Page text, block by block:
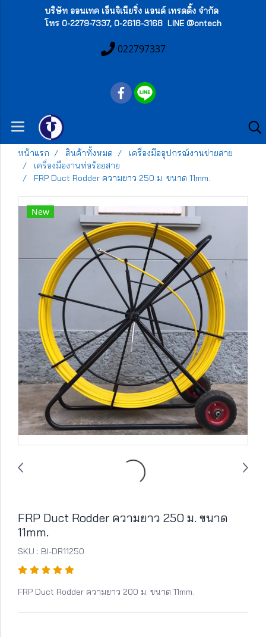
บริษัท ออนเทค เอ็นจิเนียริ่ง แอนด์ เทรดดิ้ง จำกัด
โทร 0-2279-7337, 0-2618-3168 LINE @ontech
022797337
หน้าแรก สินค้าทั้งหมด
เครื่องมืออุปกรณ์งานข่ายสาย
เครื่องมืองานท่อร้อยสาย
FRP Duct Rodder ความยาว 250 ม. ขนาด 11mm.
New
FRP Duct Rodder ความยาว 250 ม. ขนาด
11mm.
SKU : BI-DR11250
FRP Duct Rodder ความยาว 200 ม. ขนาด 11mm.